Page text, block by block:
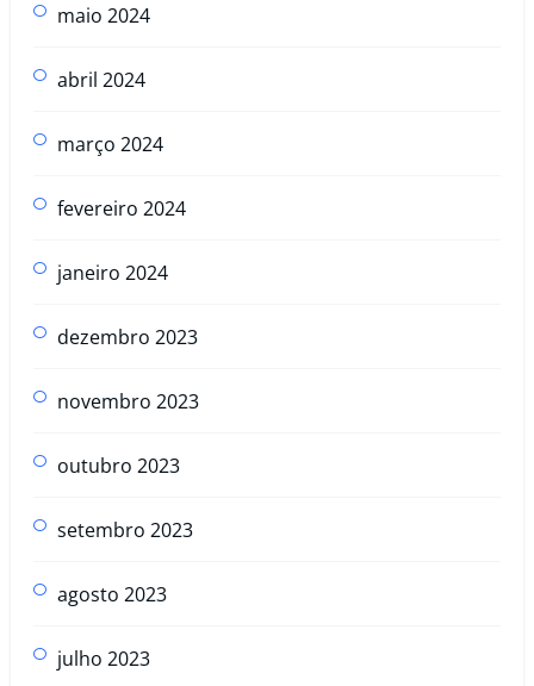
maio 2024
abril 2024
março 2024
fevereiro 2024
janeiro 2024
dezembro 2023
novembro 2023
outubro 2023
setembro 2023
agosto 2023
julho 2023